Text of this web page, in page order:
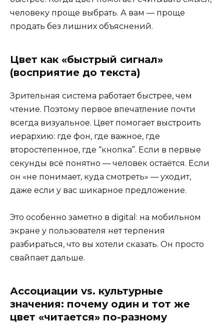
человеку проще выбрать. А вам — проще
продать без лишних объяснений.
Цвет как «быстрый сигнал»
(восприятие до текста)
Зрительная система работает быстрее, чем
чтение. Поэтому первое впечатление почти
всегда визуальное. Цвет помогает выстроить
иерархию: где фон, где важное, где
второстепенное, где “кнопка”. Если в первые
секунды всё понятно — человек остаётся. Если
он «не понимает, куда смотреть» — уходит,
даже если у вас шикарное предложение.
Это особенно заметно в digital: на мобильном
экране у пользователя нет терпения
разбираться, что вы хотели сказать. Он просто
свайпает дальше.
Ассоциации vs. культурные
значения: почему один и тот же
цвет «читается» по-разному